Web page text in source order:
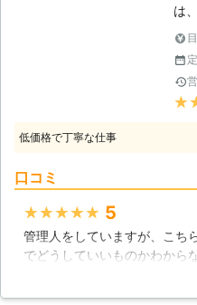
は
り
れ
だ
の
お
で
豊
業
が
低価格で丁寧な仕事
口コミ
★★★★★ 5
管理人をしていますが、こち
でどうしていいものかわから
ました。遺品などの整理、